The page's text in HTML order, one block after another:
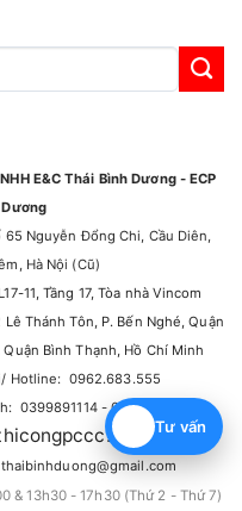
Tư vấn
E&C Thái Bình Dương - ECP
65 Nguyễn Đổng Chi, Cầu Diên,
Hà Nội (Cũ)
11, Tầng 17, Tòa nhà Vincom
Lê Thánh Tôn, P. Bến Nghé, Quận
Quận Bình Thạnh, Hồ Chí Minh
Hotline: 0962.683.555
0399891114 - 0965929114
–
& 13h30 - 17h30 (Thứ 2 - Thứ 7)